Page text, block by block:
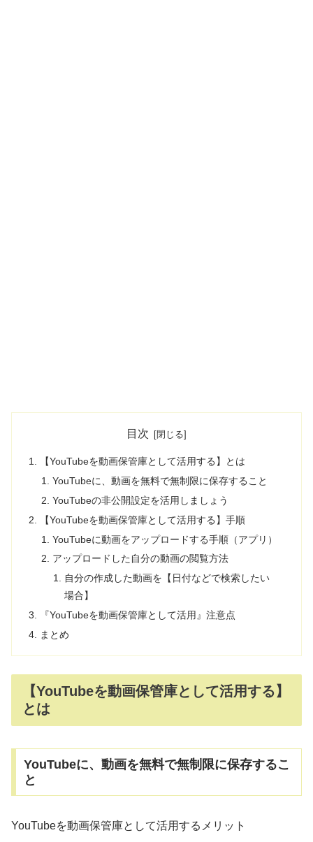
目次
【YouTubeを動画保管庫として活用する】とは
YouTubeに、動画を無料で無制限に保存すること
YouTubeの非公開設定を活用しましょう
【YouTubeを動画保管庫として活用する】手順
YouTubeに動画をアップロードする手順（アプリ）
アップロードした自分の動画の閲覧方法
自分の作成した動画を【日付などで検索したい
場合】
『YouTubeを動画保管庫として活用』注意点
まとめ
【YouTubeを動画保管庫として活用する】
とは
YouTubeに、動画を無料で無制限に保存するこ
と
YouTubeを動画保管庫として活用するメリット